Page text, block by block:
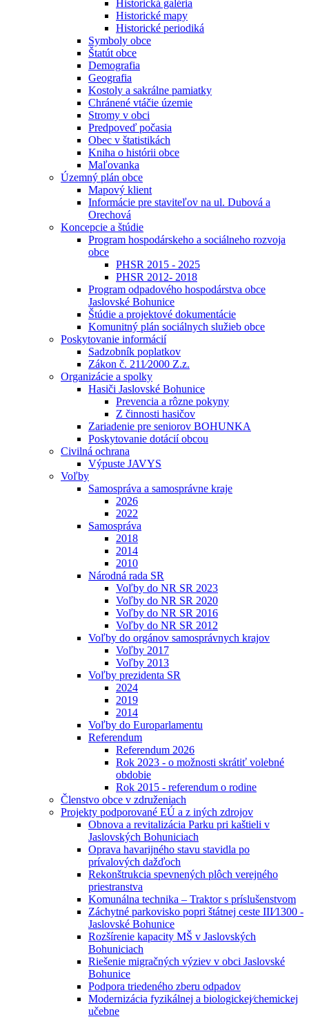
Historická galéria
Historické mapy
Historické periodiká
Symboly obce
Štatút obce
Demografia
Geografia
Kostoly a sakrálne pamiatky
Chránené vtáčie územie
Stromy v obci
Predpoveď počasia
Obec v štatistikách
Kniha o histórii obce
Maľovanka
Územný plán obce
Mapový klient
Informácie pre staviteľov na ul. Dubová a
Orechová
Koncepcie a štúdie
Program hospodárskeho a sociálneho rozvoja
obce
PHSR 2015 - 2025
PHSR 2012- 2018
Program odpadového hospodárstva obce
Jaslovské Bohunice
Štúdie a projektové dokumentácie
Komunitný plán sociálnych služieb obce
Poskytovanie informácií
Sadzobník poplatkov
Zákon č. 211⁄2000 Z.z.
Organizácie a spolky
Hasiči Jaslovské Bohunice
Prevencia a rôzne pokyny
Z činnosti hasičov
Zariadenie pre seniorov BOHUNKA
Poskytovanie dotácií obcou
Civilná ochrana
Výpuste JAVYS
Voľby
Samospráva a samosprávne kraje
2026
2022
Samospráva
2018
2014
2010
Národná rada SR
Voľby do NR SR 2023
Voľby do NR SR 2020
Voľby do NR SR 2016
Voľby do NR SR 2012
Voľby do orgánov samosprávnych krajov
Voľby 2017
Voľby 2013
Voľby prezidenta SR
2024
2019
2014
Voľby do Europarlamentu
Referendum
Referendum 2026
Rok 2023 - o možnosti skrátiť volebné
obdobie
Rok 2015 - referendum o rodine
Členstvo obce v združeniach
Projekty podporované EÚ a z iných zdrojov
Obnova a revitalizácia Parku pri kaštieli v
Jaslovských Bohuniciach
Oprava havarijného stavu stavidla po
prívalových dažďoch
Rekonštrukcia spevnených plôch verejného
priestranstva
Komunálna technika – Traktor s príslušenstvom
Záchytné parkovisko popri štátnej ceste III⁄1300 -
Jaslovské Bohunice
Rozšírenie kapacity MŠ v Jaslovských
Bohuniciach
Riešenie migračných výziev v obci Jaslovské
Bohunice
Podpora triedeného zberu odpadov
Modernizácia fyzikálnej a biologickej⁄chemickej
učebne